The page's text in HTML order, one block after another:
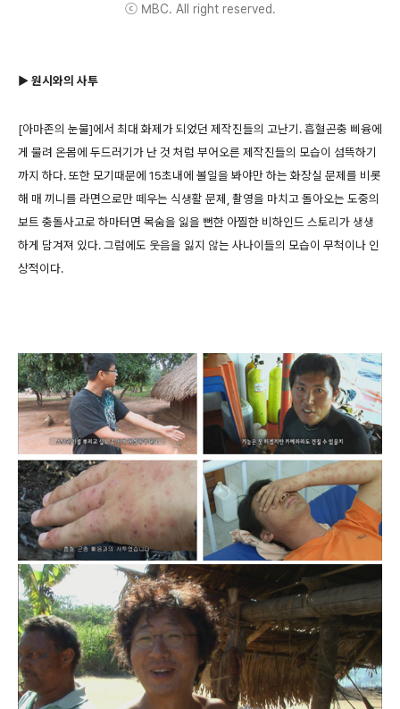
ⓒ MBC. All right reserved.
▶ 원시와의 사투
[아마존의 눈물]에서 최대 화제가 되었던 제작진들의 고난기. 흡혈곤충 삐융에
게 물려 온몸에 두드러기가 난 것 처럼 부어오른 제작진들의 모습이 섬뜩하기
까지 하다. 또한 모기때문에 15초내에 볼일을 봐야만 하는 화장실 문제를 비롯
해 매 끼니를 라면으로만 떼우는 식생활 문제, 촬영을 마치고 돌아오는 도중의
보트 충돌사고로 하마터면 목숨을 잃을 뻔한 아찔한 비하인드 스토리가 생생
하게 담겨져 있다. 그럼에도 웃음을 잃지 않는 사나이들의 모습이 무척이나 인
상적이다.